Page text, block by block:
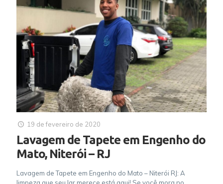
19 de fevereiro de 2020
Lavagem de Tapete em Engenho do
Mato, Niterói – RJ
Lavagem de Tapete em Engenho do Mato – Niterói RJ: A